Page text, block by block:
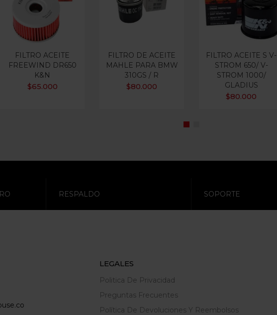
FILTRO ACEITE
FREEWIND DR650
K&N
$65.000
FILTRO DE ACEITE
MAHLE PARA BMW
310GS / R
$80.000
FILTRO ACEITE S V-
STROM 650/ V-
STROM 1000/
GLADIUS
$80.000
RESPALDO SOPORTE
LEGALES
Politica De Privacidad
Preguntas Frecuentes
Política De Devoluciones Y Reembolsos